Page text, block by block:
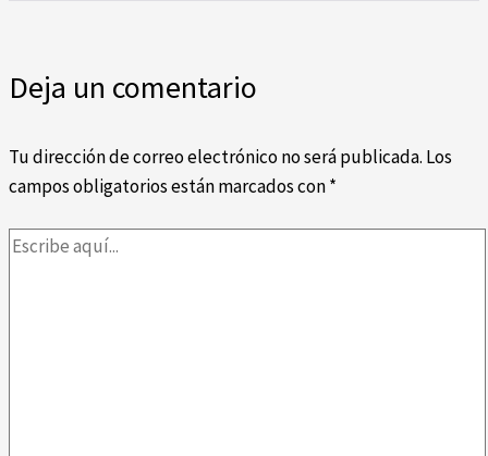
Deja un comentario
Tu dirección de correo electrónico no será publicada. Los
campos obligatorios están marcados con*
Escribe